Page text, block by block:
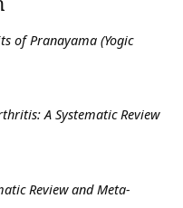
of Pranayama (Yogic
A Systematic Review
Review and Meta-